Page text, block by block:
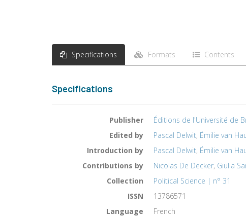
Specifications Formats Contents
Specifications
Publisher
Éditions de l'Université de
Edited by
Pascal Delwit, Émilie van
Introduction by
Pascal Delwit, Émilie van
Contributions by
Nicolas De Decker, Giulia
Collection
Political Science | n° 31
ISSN
13786571
Language
French